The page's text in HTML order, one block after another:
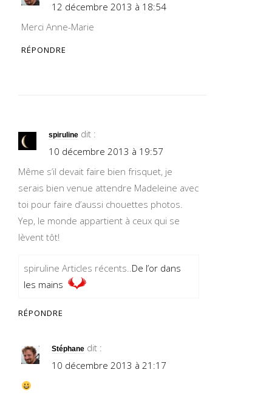
12 décembre 2013 à 18:54
Merci Anne-Marie
RÉPONDRE
spiruline dit :
10 décembre 2013 à 19:57
Même s’il devait faire bien frisquet, je
serais bien venue attendre Madeleine avec
toi pour faire d’aussi chouettes photos.
Yep, le monde appartient à ceux qui se
lèvent tôt!
spiruline Articles récents..De l’or dans
les mains
RÉPONDRE
Stéphane dit :
10 décembre 2013 à 21:17